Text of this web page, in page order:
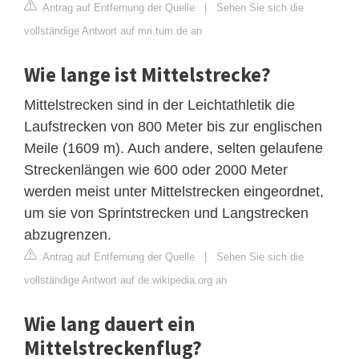
Antrag auf Entfernung der Quelle | Sehen Sie sich die
vollständige Antwort auf mri.tum.de an
Wie lange ist Mittelstrecke?
Mittelstrecken sind in der Leichtathletik die
Laufstrecken von 800 Meter bis zur englischen
Meile (1609 m). Auch andere, selten gelaufene
Streckenlängen wie 600 oder 2000 Meter
werden meist unter Mittelstrecken eingeordnet,
um sie von Sprintstrecken und Langstrecken
abzugrenzen.
Antrag auf Entfernung der Quelle | Sehen Sie sich die
vollständige Antwort auf de.wikipedia.org an
Wie lang dauert ein
Mittelstreckenflug?